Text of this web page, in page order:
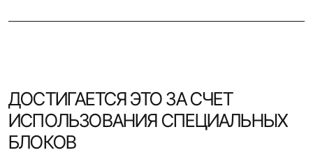
ДОСТИГАЕТСЯ ЭТО ЗА СЧЕТ
ИСПОЛЬЗОВАНИЯ СПЕЦИАЛЬНЫХ
БЛОКОВ